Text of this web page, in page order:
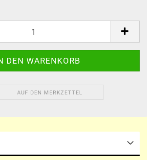
AUF DEN MERKZETTEL